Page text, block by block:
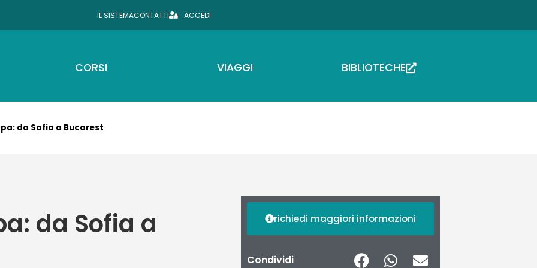
IL SISTEMACONTATTI ACCEDI
CORSI VIAGGI BIBLIOTECHE
da Sofia a Bucarest
da Sofia a richiedi maggiori informazioni
Condividi